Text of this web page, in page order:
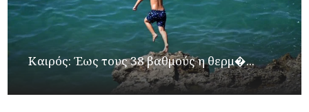
Καιρός: Έως τους 38 βαθμούς η θερμ�...